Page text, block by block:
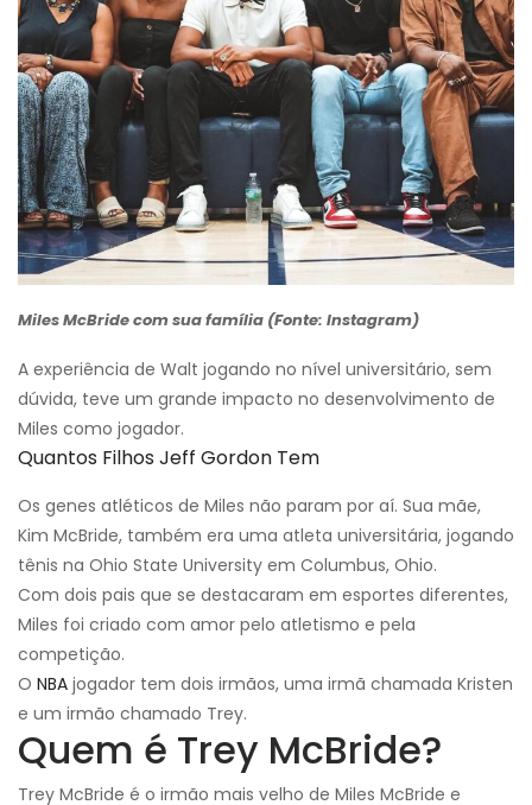
Miles McBride com sua família (Fonte: Instagram)
A experiência de Walt jogando no nível universitário, sem
dúvida, teve um grande impacto no desenvolvimento de
Miles como jogador.
Quantos Filhos Jeff Gordon Tem
Os genes atléticos de Miles não param por aí. Sua mãe,
Kim McBride, também era uma atleta universitária, jogando
tênis na Ohio State University em Columbus, Ohio.
Com dois pais que se destacaram em esportes diferentes,
Miles foi criado com amor pelo atletismo e pela
competição.
O NBA jogador tem dois irmãos, uma irmã chamada Kristen
e um irmão chamado Trey.
Quem é Trey McBride?
Trey McBride é o irmão mais velho de Miles McBride e